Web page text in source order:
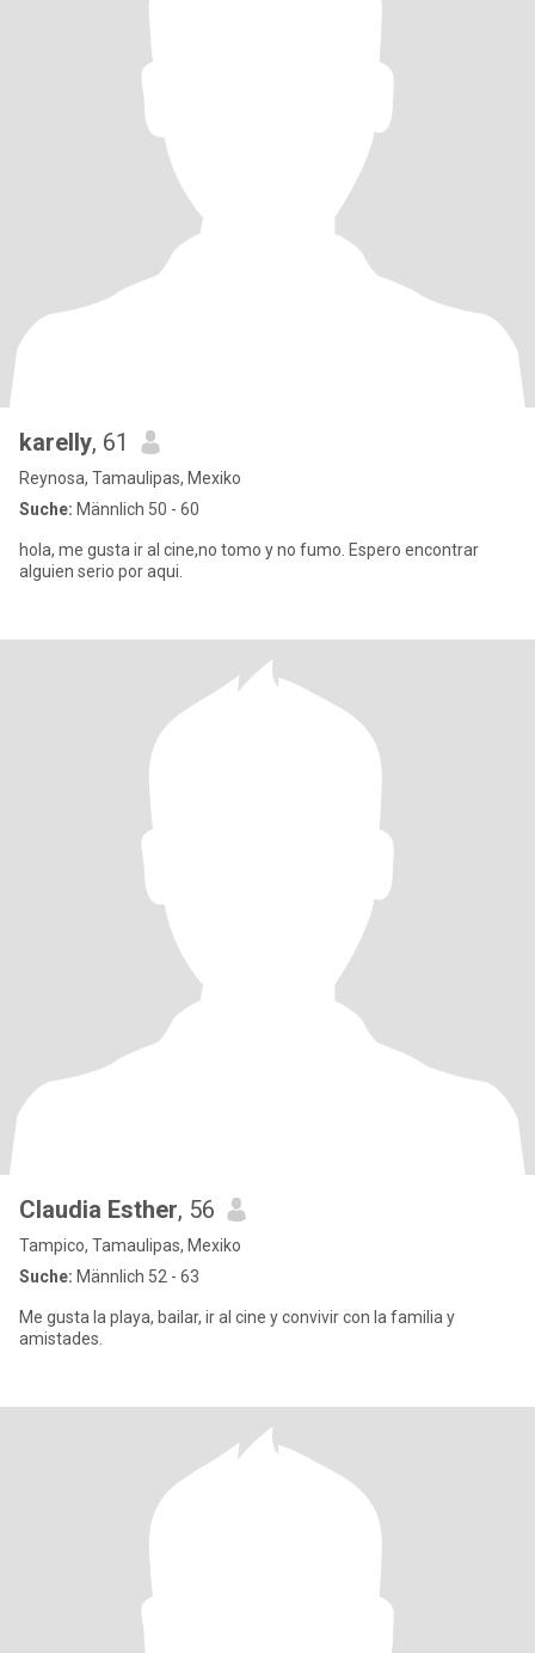
karelly, 61
Reynosa, Tamaulipas, Mexiko
Suche: Männlich 50 - 60
hola, me gusta ir al cine,no tomo y no fumo. Espero encontrar
alguien serio por aqui.
Claudia Esther, 56
Tampico, Tamaulipas, Mexiko
Suche: Männlich 52 - 63
Me gusta la playa, bailar, ir al cine y convivir con la familia y
amistades.